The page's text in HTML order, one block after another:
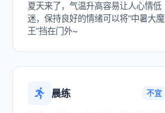
夏天来了，气温升高容易让人心情低
迷，保持良好的情绪可以将“中暑大魔
王”挡在门外~
晨练 不宜